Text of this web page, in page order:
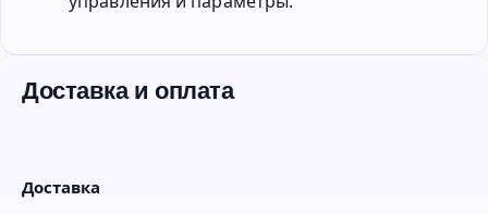
Доставка и оплата
Доставка